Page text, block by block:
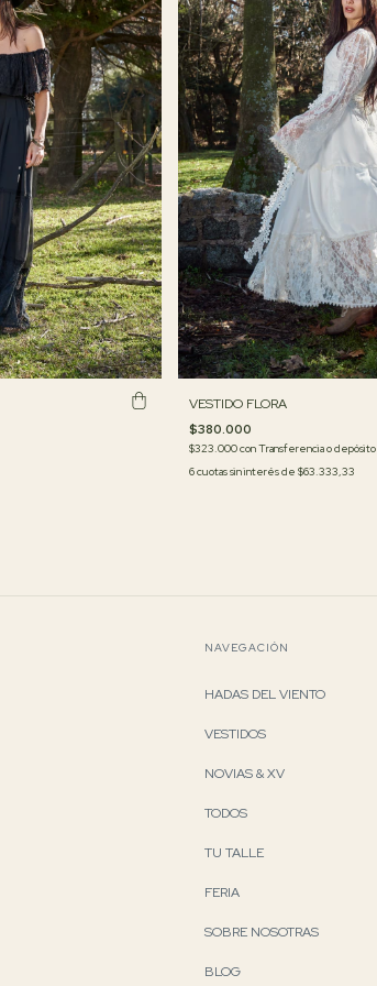
VESTIDO FLORA
$380.000
$323.000conTransferencia o depósito
6cuotas sin interés de $63.333,33
NAVEGACIÓN
HADAS DEL VIENTO
VESTIDOS
NOVIAS & XV
TODOS
TU TALLE
FERIA
SOBRE NOSOTRAS
BLOG